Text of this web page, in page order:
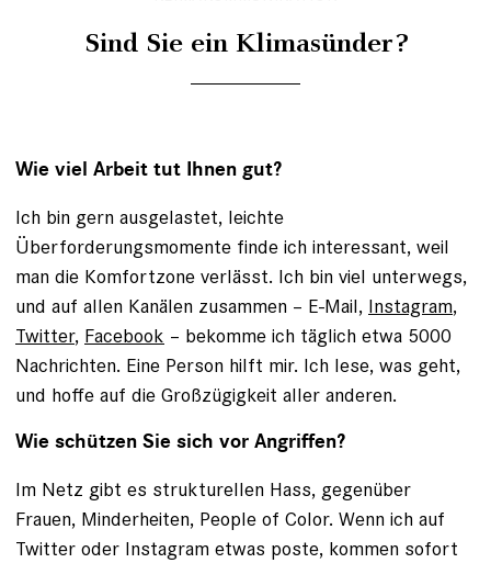
Sind Sie ein Klimasünder?
Wie viel Arbeit tut Ihnen gut?
Ich bin gern ausgelastet, leichte
Überforderungsmomente finde ich interessant, weil
man die Komfortzone verlässt. Ich bin viel unterwegs,
und auf allen Kanälen zusammen – E-Mail, Instagram,
Twitter, Facebook – bekomme ich täglich etwa 5000
Nachrichten. Eine Person hilft mir. Ich lese, was geht,
und hoffe auf die Großzügigkeit aller anderen.
Wie schützen Sie sich vor Angriffen?
Im Netz gibt es strukturellen Hass, gegenüber
Frauen, ­Minderheiten, People of Color. Wenn ich auf
Twitter oder Instagram etwas poste, kommen sofort